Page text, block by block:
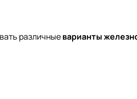
различныеварианты